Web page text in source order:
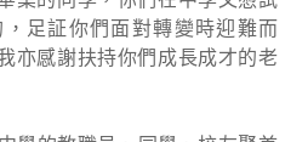
足証你們面對轉變時迎難而
亦感謝扶持你們成長成才的老